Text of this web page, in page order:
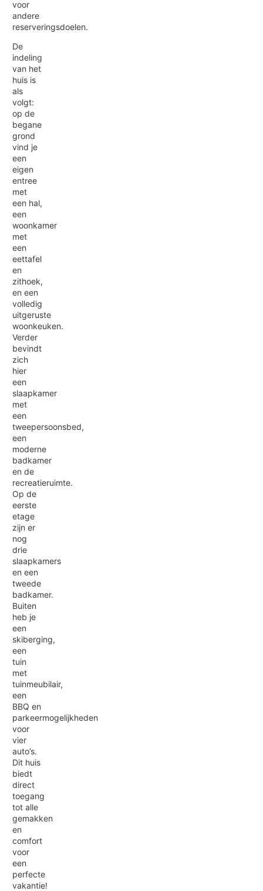
voor
andere
reserveringsdoelen.
De
indeling
van het
huis is
als
volgt:
op de
begane
grond
vind je
een
eigen
entree
met
een hal,
een
woonkamer
met
een
eettafel
en
zithoek,
en een
volledig
uitgeruste
woonkeuken.
Verder
bevindt
zich
hier
een
slaapkamer
met
een
tweepersoonsbed,
een
moderne
badkamer
en de
recreatieruimte.
Op de
eerste
etage
zijn er
nog
drie
slaapkamers
en een
tweede
badkamer.
Buiten
heb je
een
skiberging,
een
tuin
met
tuinmeubilair,
een
BBQ en
parkeermogelijkheden
voor
vier
auto’s.
Dit huis
biedt
direct
toegang
tot alle
gemakken
en
comfort
voor
een
perfecte
vakantie!